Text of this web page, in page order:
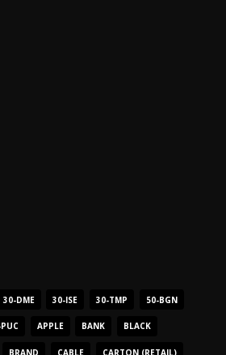
30-DME 30-ISE 30-TMP 50-BGN
APPLE BANK BLACK
BRAND CABLE CARTON (RETAIL)